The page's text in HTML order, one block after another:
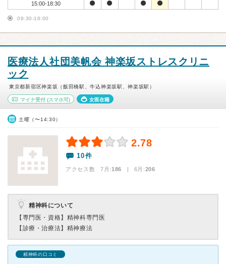
15:00-18:30
09:30-16:00
医療法人社団美帆会 神楽坂ストレスクリニ
ック
東京都新宿区神楽坂（飯田橋駅、牛込神楽坂駅、神楽坂駅）
マイナ受付 (スマホ可) 女医在籍
土曜（〜14:30）
2.78
10件
アクセス数 7月:186 | 6月:206
精神科について
【専門医・資格】 精神科専門医
【診療・治療法】 精神療法
精神科の口コミ